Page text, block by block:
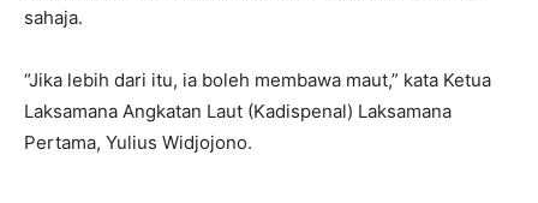
sahaja.
“Jika lebih dari itu, ia boleh membawa maut,” kata Ketua
Laksamana Angkatan Laut (Kadispenal) Laksamana
Pertama, Yulius Widjojono.